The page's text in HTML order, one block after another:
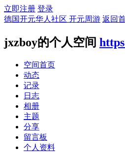
立即注册 登录
德国开元华人社区 开元周游 返回
jxzboy的个人空间
空间首页
动态
记录
日志
相册
主题
分享
留言板
个人资料